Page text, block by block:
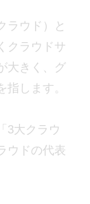
ラウド）と
クラウドサ
大きく、グ
します。
3大クラウ
ウドの代表